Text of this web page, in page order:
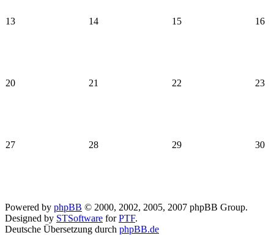
13 14 15 16
20 21 22 23
27 28 29 30
Powered by phpBB © 2000, 2002, 2005, 2007 phpBB Group.
Designed by STSoftware forPTF.
Deutsche Übersetzung durch phpBB.de